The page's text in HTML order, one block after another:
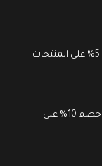
كود خصم وايتس A132 – خصم 5% على المنتجات
كود خصم مترو برازيل DS140 – خصم 10% على